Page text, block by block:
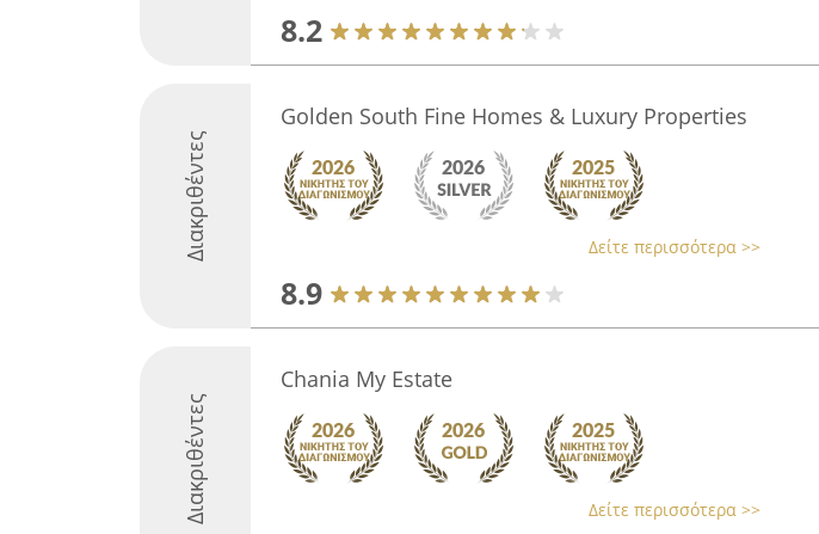
8.2
Διακριθέντες
Golden South Fine Homes & Luxury Properties
Δείτε περισσότερα >>
8.9
Διακριθέντες
Chania My Estate
Δείτε περισσότερα >>